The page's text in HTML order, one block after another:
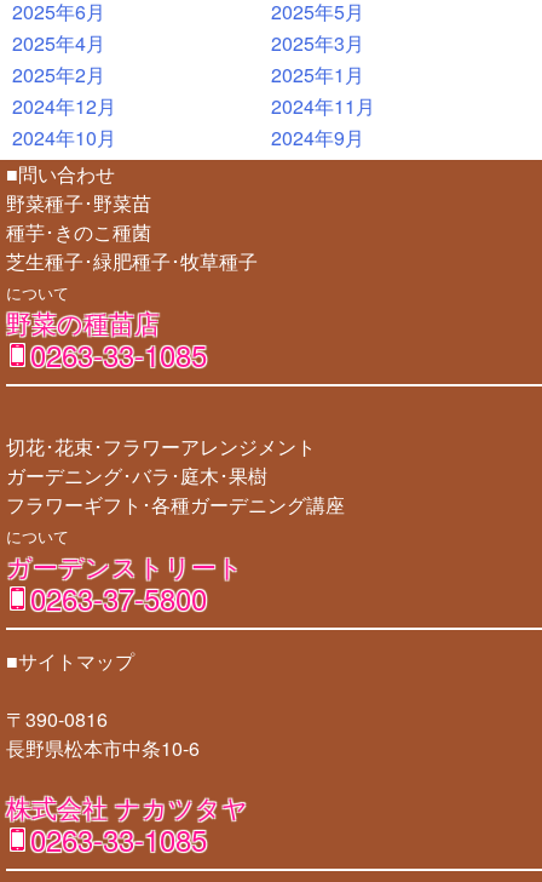
2025年6月
2025年5月
2025年4月
2025年3月
2025年2月
2025年1月
2024年12月
2024年11月
2024年10月
2024年9月
■問い合わせ
野菜種子･野菜苗
種芋･きのこ種菌
芝生種子･緑肥種子･牧草種子
について
野菜の種苗店
0263-33-1085
切花･花束･フラワーアレンジメント
ガーデニング･バラ･庭木･果樹
フラワーギフト･各種ガーデニング講座
について
ガーデンストリート
0263-37-5800
■サイトマップ
〒390-0816
長野県松本市中条10-6
株式会社 ナカツタヤ
0263-33-1085